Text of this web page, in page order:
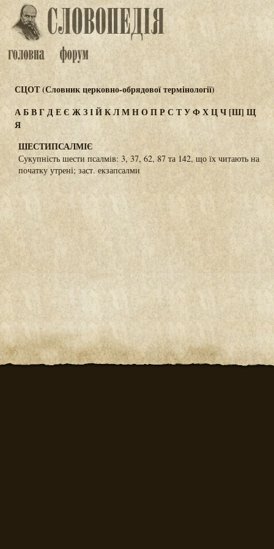
СЦОТ (Словник церковно-обрядової термінології)
АБВГДЕЄ ЖЗІЙКЛМНОПР СТУФХЦЧ[Ш] Щ
Я
ШЕСТИПСАЛМІЄ
Сукупність шести псалмів: 3, 37, 62, 87 та 142, що їх читають на
початку утрені; заст. екзапсалми